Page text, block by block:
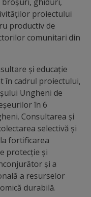
proiectului
productiv de
comunitari din
și educație
în cadrul proiectului,
Ungheni de
în 6
Consultarea și
selectivă și
fortificarea
protecție şi
și a
a resurselor
durabilă.